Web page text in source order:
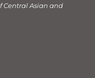
Central Asian and